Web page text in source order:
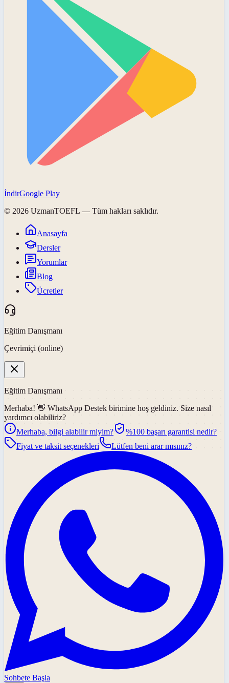
İndirGoogle Play
© 2026 UzmanTOEFL — Tüm hakları saklıdır.
Anasayfa
Dersler
Yorumlar
Blog
Ücretler
Eğitim Danışmanı
Çevrimiçi (online)
Eğitim Danışmanı
Merhaba! 👋 WhatsApp Destek birimine hoş geldiniz. Size nasıl
yardımcı olabiliriz?
Merhaba, bilgi alabilir miyim?
%100 başarı garantisi nedir?
Fiyat ve taksit seçenekleri
Lütfen beni arar mısınız?
Sohbete Başla